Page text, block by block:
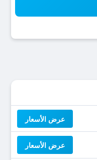
عرض الأسعار
عرض الأسعار